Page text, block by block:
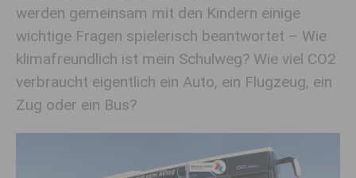
werden gemeinsam mit den Kindern einige
wichtige Fragen spielerisch beantwortet – Wie
klimafreundlich ist mein Schulweg? Wie viel CO2
verbraucht eigentlich ein Auto, ein Flugzeug, ein
Zug oder ein Bus?